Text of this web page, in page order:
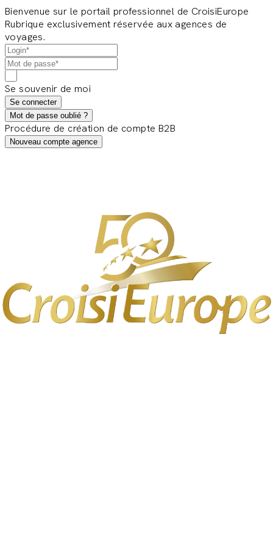
Bienvenue sur le portail professionnel de CroisiEurope
Rubrique exclusivement réservée aux agences de
voyages.
Se souvenir de moi
Se connecter
Mot de passe oublié ?
Procédure de création de compte B2B
Nouveau compte agence